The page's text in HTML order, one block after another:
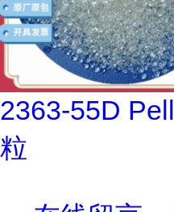
2363-55D
粒